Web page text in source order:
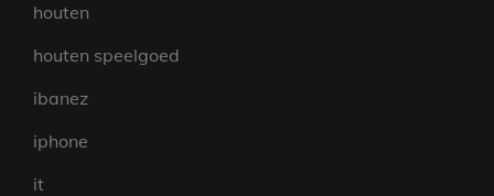
houten
houten speelgoed
ibanez
iphone
it